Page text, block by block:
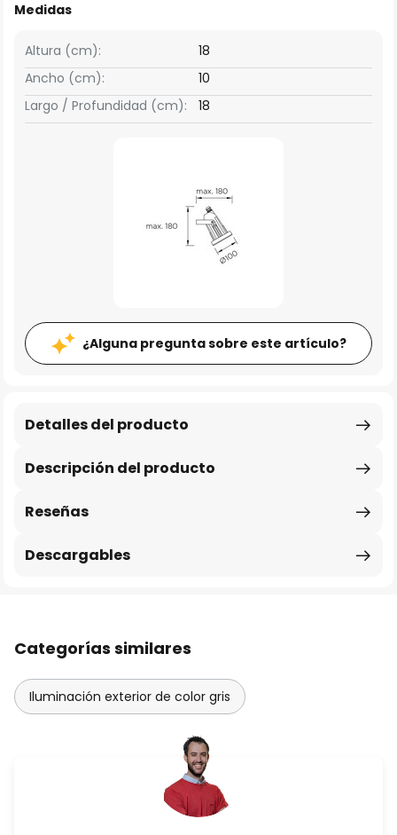
Medidas
Ancho (cm): 10
Altura (cm): 18
Largo / Profundidad (cm): 18
¿Alguna pregunta sobre este artículo?
Descripción del producto
Detalles del producto
Reseñas
Descargables
Categorías similares
Iluminación exterior de color gris